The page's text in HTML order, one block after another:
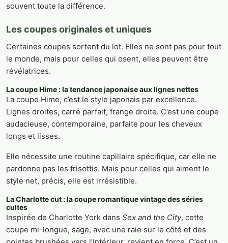
souvent toute la différence.
Les coupes originales et uniques
Certaines coupes sortent du lot. Elles ne sont pas pour tout
le monde, mais pour celles qui osent, elles peuvent être
révélatrices.
La coupe Hime : la tendance japonaise aux lignes nettes
La coupe Hime, c’est le style japonais par excellence.
Lignes droites, carré parfait, frange droite. C’est une coupe
audacieuse, contemporaine, parfaite pour les cheveux
longs et lisses.
Elle nécessite une routine capillaire spécifique, car elle ne
pardonne pas les frisottis. Mais pour celles qui aiment le
style net, précis, elle est irrésistible.
La Charlotte cut : la coupe romantique vintage des séries
cultes
Inspirée de Charlotte York dans Sex and the City, cette
coupe mi-longue, sage, avec une raie sur le côté et des